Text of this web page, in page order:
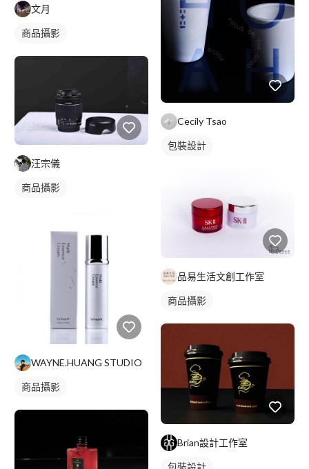
文月
商品攝影
汪宗儀
商品攝影
WAYNE.HUANG STUDIO
商品攝影
Cecily Tsao
包裝設計
品易生活文創工作室
商品攝影
Brian設計工作室
包裝設計